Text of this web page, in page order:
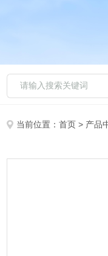
当前位置：首页 > 产品